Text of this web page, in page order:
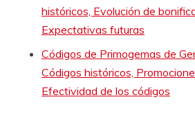
históricos, Evolución de
Expectativas futuras
Códigos de Primogemas de
Códigos históricos,
Efectividad de los códigos